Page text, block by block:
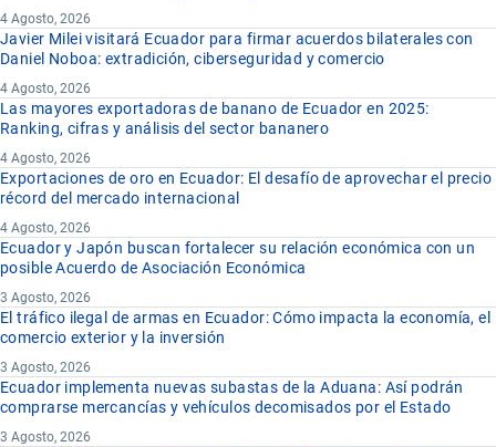
4 Agosto, 2026
Javier Milei visitará Ecuador para firmar acuerdos bilaterales con
Daniel Noboa: extradición, ciberseguridad y comercio
4 Agosto, 2026
Las mayores exportadoras de banano de Ecuador en 2025:
Ranking, cifras y análisis del sector bananero
4 Agosto, 2026
Exportaciones de oro en Ecuador: El desafío de aprovechar el precio
récord del mercado internacional
4 Agosto, 2026
Ecuador y Japón buscan fortalecer su relación económica con un
posible Acuerdo de Asociación Económica
3 Agosto, 2026
El tráfico ilegal de armas en Ecuador: Cómo impacta la economía, el
comercio exterior y la inversión
3 Agosto, 2026
Ecuador implementa nuevas subastas de la Aduana: Así podrán
comprarse mercancías y vehículos decomisados por el Estado
3 Agosto, 2026